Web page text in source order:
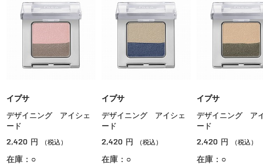
イプサ
デザイニング アイシェ
ード
2,420 円 （税込）
在庫：○
イプサ
デザイニング アイシェ
ード
2,420 円 （税込）
在庫：○
イプサ
デザイニング ア
ード
2,420 円 （税込）
在庫：○